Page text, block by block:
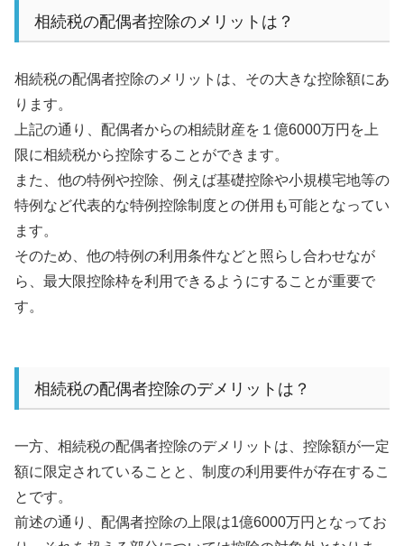
相続税の配偶者控除のメリットは？
相続税の配偶者控除のメリットは、その大きな控除額にあ
ります。
上記の通り、配偶者からの相続財産を１億6000万円を上
限に相続税から控除することができます。
また、他の特例や控除、例えば基礎控除や小規模宅地等の
特例など代表的な特例控除制度との併用も可能となってい
ます。
そのため、他の特例の利用条件などと照らし合わせなが
ら、最大限控除枠を利用できるようにすることが重要で
す。
相続税の配偶者控除のデメリットは？
一方、相続税の配偶者控除のデメリットは、控除額が一定
額に限定されていることと、制度の利用要件が存在するこ
とです。
前述の通り、配偶者控除の上限は1億6000万円となってお